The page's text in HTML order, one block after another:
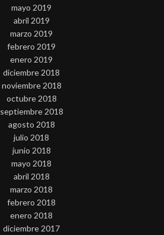
mayo 2019
abril 2019
marzo 2019
febrero 2019
enero 2019
diciembre 2018
noviembre 2018
octubre 2018
septiembre 2018
agosto 2018
julio 2018
junio 2018
mayo 2018
abril 2018
marzo 2018
febrero 2018
enero 2018
diciembre 2017